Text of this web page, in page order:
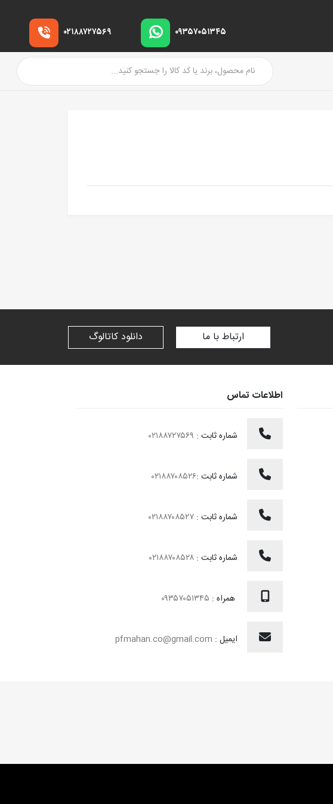
۰۹۳۵۷۰۵۱۳۴۵ ۰۲۱۸۸۷۲۷۵۶۹
ارتباط با ما دانلود کاتالوگ
اطلاعات تماس
شماره ثابت :
شماره ثابت :۰۲۱۸۸۷۰۸۵۲۶
شماره ثابت :
شماره ثابت :
همراه :
ایمیل : pfmahan.co@gmail.com